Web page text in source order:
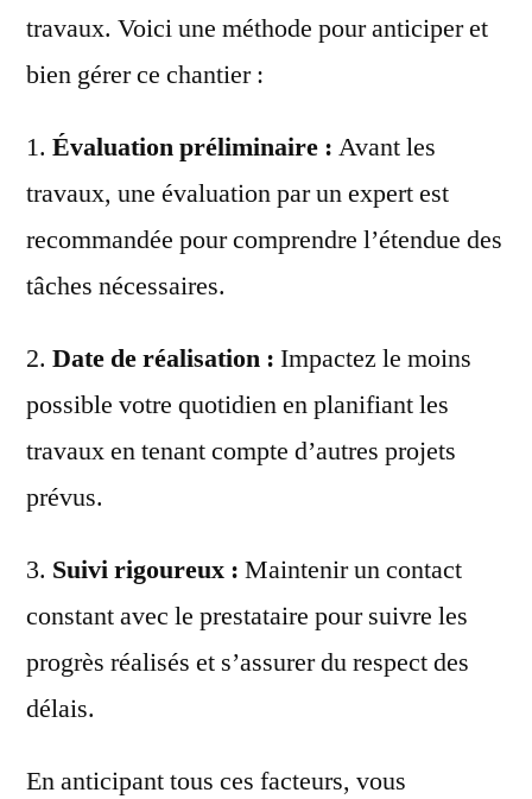
travaux. Voici une méthode pour anticiper et
bien gérer ce chantier :
1. Évaluation préliminaire : Avant les
travaux, une évaluation par un expert est
recommandée pour comprendre l’étendue des
tâches nécessaires.
2. Date de réalisation : Impactez le moins
possible votre quotidien en planifiant les
travaux en tenant compte d’autres projets
prévus.
3. Suivi rigoureux : Maintenir un contact
constant avec le prestataire pour suivre les
progrès réalisés et s’assurer du respect des
délais.
En anticipant tous ces facteurs, vous